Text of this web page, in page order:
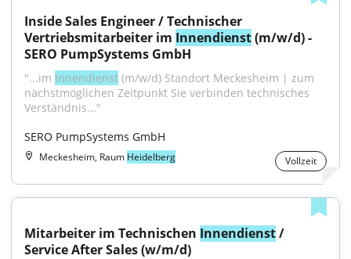
Inside Sales Engineer / Technischer
Vertriebsmitarbeiter im Innendienst (m/w/d) -
SERO PumpSystems GmbH
"...im Innendienst (m/w/d) Standort Meckesheim | zum
nächstmöglichen Zeitpunkt Sie verbinden technisches
Verständnis..."
SERO PumpSystems GmbH
Meckesheim, Raum Heidelberg Vollzeit
Mitarbeiter im Technischen Innendienst /
Service After Sales (w/m/d)